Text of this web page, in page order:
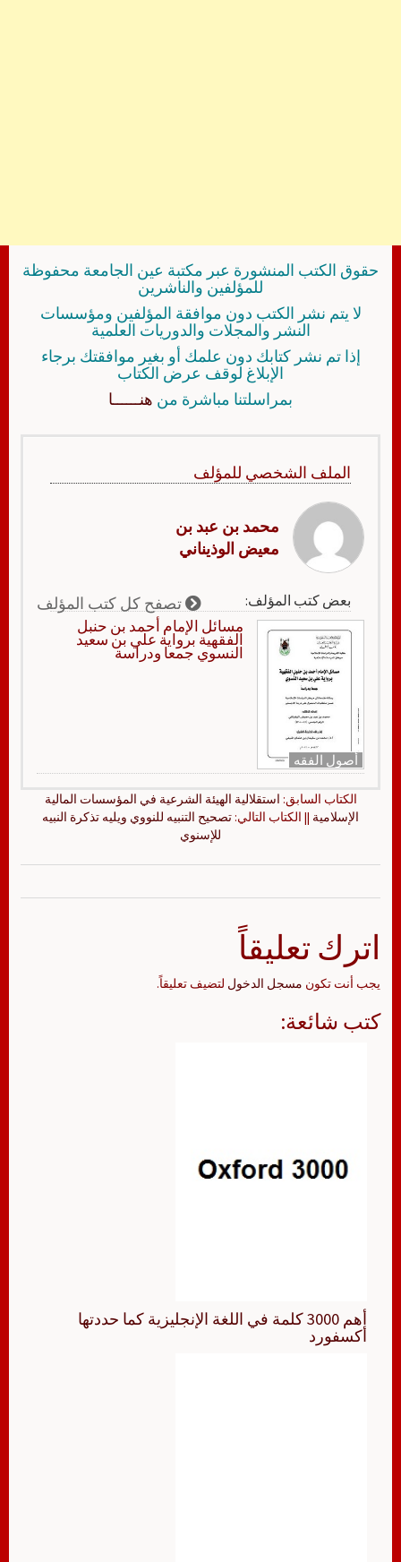
حقوق الكتب المنشورة عبر مكتبة عين الجامعة محفوظة
للمؤلفين والناشرين
لا يتم نشر الكتب دون موافقة المؤلفين ومؤسسات
النشر والمجلات والدوريات العلمية
إذا تم نشر كتابك دون علمك أو بغير موافقتك برجاء
الإبلاغ لوقف عرض الكتاب
بمراسلتنا مباشرة من هنــــــا
الملف الشخصي للمؤلف
محمد بن عبد بن
معيض الوذيناني
بعض كتب المؤلف: تصفح كل كتب المؤلف
أصول الفقه
مسائل الإمام أحمد بن حنبل
الفقهية برواية علي بن سعيد
النسوي جمعا ودراسة
الكتاب السابق: استقلالية الهيئة الشرعية في المؤسسات المالية
الإسلامية || الكتاب التالي: تصحيح التنبيه للنووي ويليه تذكرة النبيه
للإسنوي
اترك تعليقاً
يجب أنت تكون مسجل الدخول لتضيف تعليقاً.
كتب شائعة:
أهم 3000 كلمة في اللغة الإنجليزية كما حددتها
أكسفورد